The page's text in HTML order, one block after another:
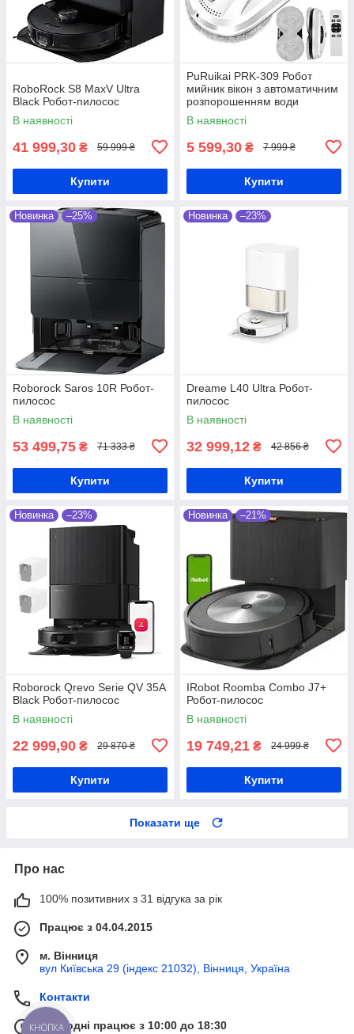
RoboRock S8 MaxV Ultra
Black Робот-пилосос
В наявності
41 999,30 ₴ 59 999 ₴
Купити
PuRuikai PRK-309 Робот
мийник вікон з автоматичним
розпорошенням води
В наявності
5 599,30 ₴ 7 999 ₴
Купити
Новинка –25%
Roborock Saros 10R Робот-
пилосос
В наявності
53 499,75 ₴ 71 333 ₴
Купити
Новинка –23%
Dreame L40 Ultra Робот-
пилосос
В наявності
32 999,12 ₴ 42 856 ₴
Купити
Новинка –23%
Roborock Qrevo Serie QV 35A
Black Робот-пилосос
В наявності
22 999,90 ₴ 29 870 ₴
Купити
Новинка –21%
IRobot Roomba Combo J7+
Робот-пилосос
В наявності
19 749,21 ₴ 24 999 ₴
Купити
Показати ще
Про нас
100% позитивних з 31 відгука за рік
Працює з 04.04.2015
м. Вінниця
вул Київська 29 (індекс 21032), Вінниця, Україна
Контакти
Сьогодні працює з 10:00 до 18:30
КНОПКА